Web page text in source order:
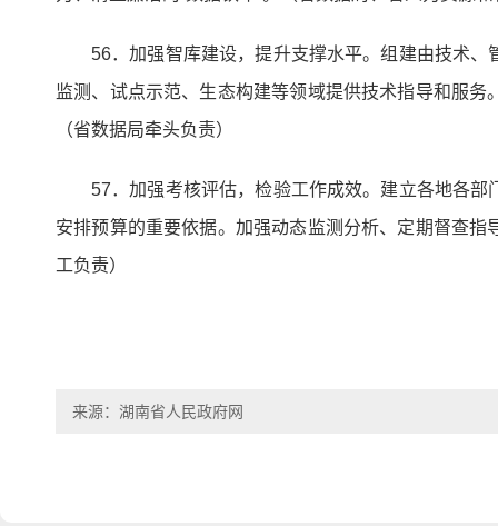
56．加强智库建设，提升支撑水平。组建由技术
监测、试点示范、生态构建等领域提供技术指导和服
（省数据局牵头负责）
57．加强考核评估，检验工作成效。建立各地各
安排预算的重要依据。加强动态监测分析、定期督查
工负责）
来源：湖南省人民政府网